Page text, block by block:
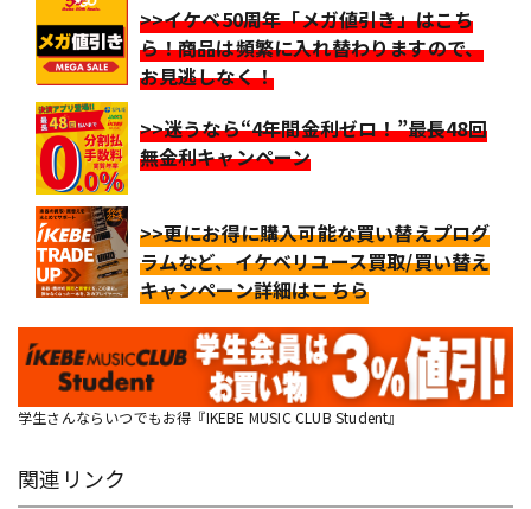
>>イケベ50周年「メガ値引き」はこち
ら！商品は頻繁に入れ替わりますので、
お見逃しなく！
>>迷うなら“4年間金利ゼロ！”最長48回
無金利キャンペーン
>>更にお得に購入可能な買い替えプログ
ラムなど、イケベリユース買取/買い替え
キャンペーン詳細はこちら
学生さんならいつでもお得『IKEBE MUSIC CLUB Student』
関連リンク